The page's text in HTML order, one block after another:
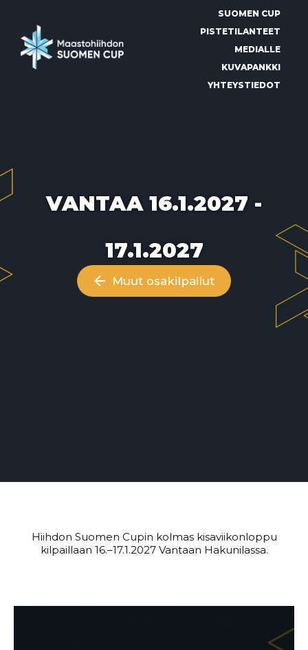
SUOMEN CUP
PISTETILANTEET
MEDIALLE
KUVAPANKKI
YHTEYSTIEDOT
VANTAA 16.1.2027 -
17.1.2027
Muut osakilpailut
Hiihdon Suomen Cupin kolmas kisaviikonloppu
kilpaillaan 16.–17.1.2027 Vantaan Hakunilassa.